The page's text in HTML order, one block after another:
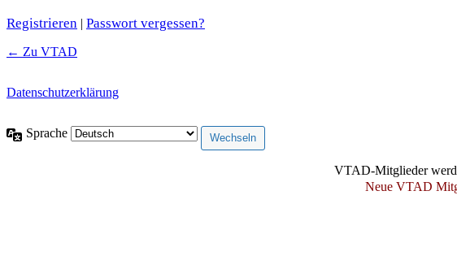
Registrieren | Passwort vergessen?
← Zu VTAD
Datenschutzerklärung
Sprache
VTAD-Mitglieder
Neue VTAD